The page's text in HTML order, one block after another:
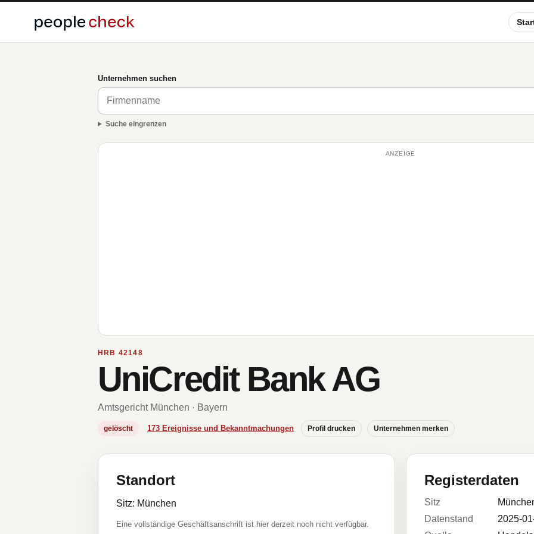
Unternehmen suchen
Suche eingrenzen
ANZEIGE
HRB 42148
UniCredit Bank AG
Amtsgericht München · Bayern
gelöscht 173 Ereignisse und Bekanntmachungen Profil drucken Unternehmen merken
Standort
Sitz: München
Eine vollständige Geschäftsanschrift ist hier derzeit noch nicht verfügbar.
Registerdaten
Sitz
Datenstand
2025-